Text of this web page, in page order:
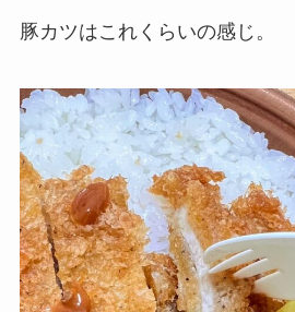
豚カツはこれくらいの感じ。